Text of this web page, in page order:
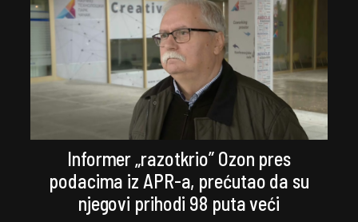
Informer „razotkrio” Ozon pres
podacima iz APR-a, prećutao da su
njegovi prihodi 98 puta veći